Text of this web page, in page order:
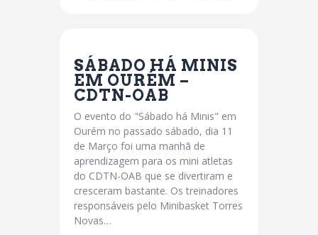
SÁBADO HÁ MINIS
EM OURÉM –
CDTN-OAB
O evento do "Sábado há Minis" em
Ourém no passado sábado, dia 11
de Março foi uma manhã de
aprendizagem para os mini atletas
do CDTN-OAB que se divertiram e
cresceram bastante. Os treinadores
responsáveis pelo Minibasket Torres
Novas…